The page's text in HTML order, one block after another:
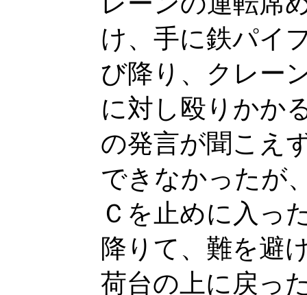
け、手に鉄パイ
び降り、クレー
に対し殴りかか
の発言が聞こえ
できなかったが
Ｃを止めに入っ
降りて、難を避
荷台の上に戻っ